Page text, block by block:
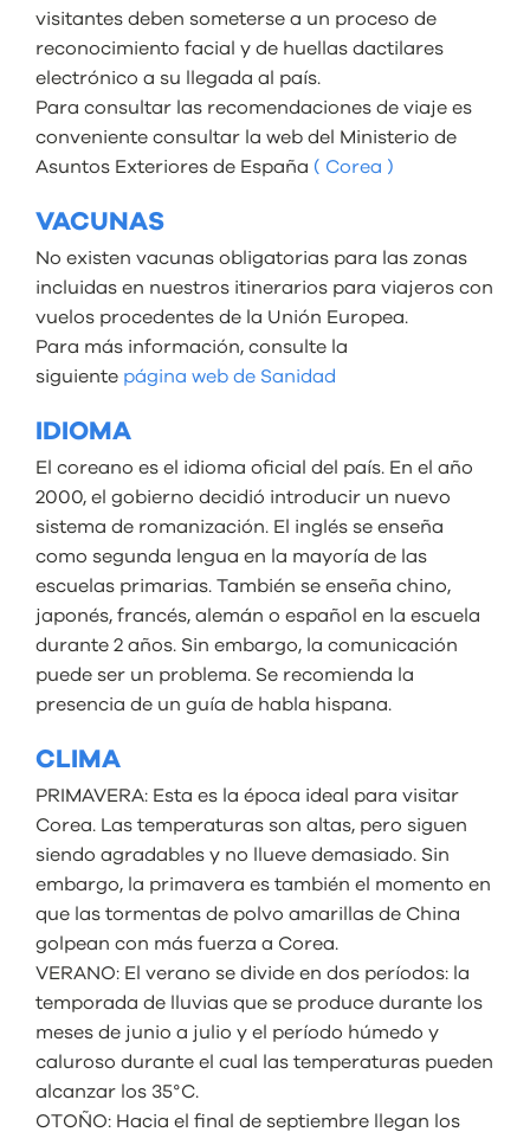
visitantes deben someterse a un proceso de
reconocimiento facial y de huellas dactilares
electrónico a su llegada al país.
Para consultar las recomendaciones de viaje es
conveniente consultar la web del Ministerio de
Asuntos Exteriores de España ( Corea )
VACUNAS
No existen vacunas obligatorias para las zonas
incluidas en nuestros itinerarios para viajeros con
vuelos procedentes de la Unión Europea.
Para más información, consulte la
siguiente página web de Sanidad
IDIOMA
El coreano es el idioma oficial del país. En el año
2000, el gobierno decidió introducir un nuevo
sistema de romanización. El inglés se enseña
como segunda lengua en la mayoría de las
escuelas primarias. También se enseña chino,
japonés, francés, alemán o español en la escuela
durante 2 años. Sin embargo, la comunicación
puede ser un problema. Se recomienda la
presencia de un guía de habla hispana.
CLIMA
PRIMAVERA: Esta es la época ideal para visitar
Corea. Las temperaturas son altas, pero siguen
siendo agradables y no llueve demasiado. Sin
embargo, la primavera es también el momento en
que las tormentas de polvo amarillas de China
golpean con más fuerza a Corea.
VERANO: El verano se divide en dos períodos: la
temporada de lluvias que se produce durante los
meses de junio a julio y el período húmedo y
caluroso durante el cual las temperaturas pueden
alcanzar los 35°C.
OTOÑO: Hacia el final de septiembre llegan los